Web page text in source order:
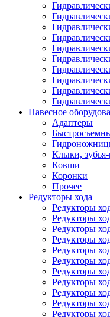
Навесное
Адаптеры
Клыки,
Ковши
Коронки
Прочее
Редукторы хода
Редукторы
Редукторы
Редукторы
Редукторы
Редукторы
Редукторы
Редукторы
Редукторы
Редукторы
Редукторы
Редукторы